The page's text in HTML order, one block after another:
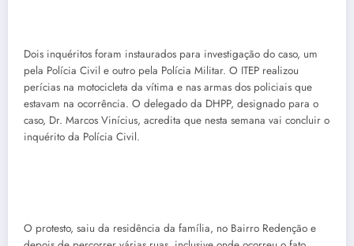
Dois inquéritos foram instaurados para investigação do caso, um
pela Polícia Civil e outro pela Polícia Militar. O ITEP realizou
perícias na motocicleta da vítima e nas armas dos policiais que
estavam na ocorrência. O delegado da DHPP, designado para o
caso, Dr. Marcos Vinícius, acredita que nesta semana vai concluir o
inquérito da Polícia Civil.
O protesto, saiu da residência da família, no Bairro Redenção e